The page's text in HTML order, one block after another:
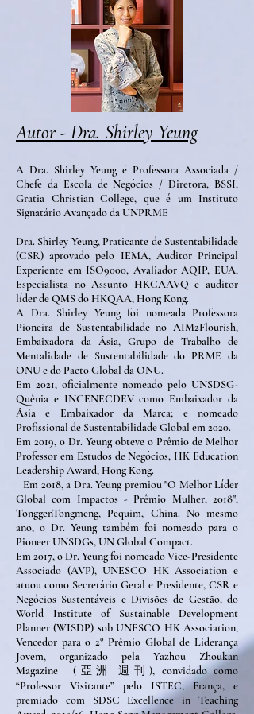
Autor - Dra. Shirley Yeung
A Dra. Shirley Yeung é Professora Associada /
Chefe da Escola de Negócios / Diretora, BSSI,
Gratia Christian College, que é um Instituto
Signatário Avançado da UNPRME
Dra. Shirley Yeung, Praticante de Sustentabilidade
(CSR) aprovado pelo IEMA, Auditor Principal
Experiente em ISO9000, Avaliador AQIP, EUA,
Especialista no Assunto HKCAAVQ e auditor
líder de QMS do HKQAA, Hong Kong.
A Dra. Shirley Yeung foi nomeada Professora
Pioneira de Sustentabilidade no AIM2Flourish,
Embaixadora da Ásia, Grupo de Trabalho de
Mentalidade de Sustentabilidade do PRME da
ONU e do Pacto Global da ONU.
Em 2021, oficialmente nomeado pelo UNSDSG-
Quênia e INCENECDEV como Embaixador da
Ásia e Embaixador da Marca; e nomeado
Profissional de Sustentabilidade Global em 2020.
Em 2019, o Dr. Yeung obteve o Prêmio de Melhor
Professor em Estudos de Negócios, HK Education
Leadership Award, Hong Kong.
Em 2018, a Dra. Yeung premiou "O Melhor Líder
Global com Impactos - Prêmio Mulher, 2018",
TonggenTongmeng, Pequim, China. No mesmo
ano, o Dr. Yeung também foi nomeado para o
Pioneer UNSDGs, UN Global Compact.
Em 2017, o Dr. Yeung foi nomeado Vice-Presidente
Associado (AVP), UNESCO HK Association e
atuou como Secretário Geral e Presidente, CSR e
Negócios Sustentáveis e Divisões de Gestão, do
World Institute of Sustainable Development
Planner (WISDP) sob UNESCO HK Association,
Vencedor para o 2º Prêmio Global de Liderança
Jovem, organizado pela Yazhou Zhoukan
Magazine
(亞洲 週刊), convidado como
“Professor Visitante” pelo ISTEC, França, e
premiado com SDSC Excellence in Teaching